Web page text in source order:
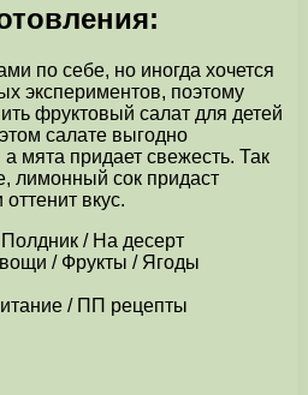
по себе, но иногда хочется
экспериментов, поэтому
фруктовый салат для детей
салате выгодно
мята придает свежесть. Так
лимонный сок придаст
вкус.
/ На десерт
/ Фрукты / Ягоды
/ ПП рецепты